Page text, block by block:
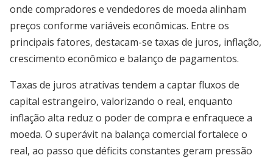
onde compradores e vendedores de moeda alinham
preços conforme variáveis econômicas. Entre os
principais fatores, destacam-se taxas de juros, inflação,
crescimento econômico e balanço de pagamentos.
Taxas de juros atrativas tendem a captar fluxos de
capital estrangeiro, valorizando o real, enquanto
inflação alta reduz o poder de compra e enfraquece a
moeda. O superávit na balança comercial fortalece o
real, ao passo que déficits constantes geram pressão